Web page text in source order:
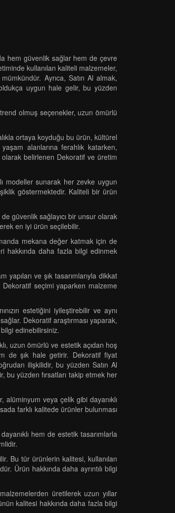
hem güvenlik sağlar hem de çevre
kullanılan kaliteli malzemeler,
Ayrıca, Satın Al almak,
uygun hale gelir, bu yüzden
olmuş seçenekler, uzun ömürlü
ortaya koyduğu bu ürün, kültürel
alanlarına ferahlık katarken,
olarak belirlenen Dekoratif ve üretim
modeller sunarak her zevke uygun
göstermektedir. Kaliteli bir ürün
güvenlik sağlayıcı bir unsur olarak
en iyi ürün seçilebilir.
mekana değer katmak için de
hakkında daha fazla bilgi edinmek
ve şık tasarımlarıyla dikkat
Dekoratif seçimi yaparken malzeme
estetiğini iyileştirebilir ve aynı
Dekoratif araştırması yaparak,
edinebilirsiniz.
uzun ömürlü ve estetik açıdan hoş
de şık hale getirir. Dekoratif fiyat
ilişkilidir, bu yüzden Satın Al
bu yüzden fırsatları takip etmek her
alüminyum veya çelik gibi dayanıklı
farklı kalitede ürünler bulunması
hem de estetik tasarımlarla
Bu tür ürünlerin kalitesi, kullanılan
Ürün hakkında daha ayrıntılı bilgi
üretilerek uzun yıllar
kalitesi hakkında daha fazla bilgi